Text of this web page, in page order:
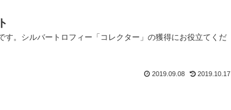
す。シルバートロフィー「コレクター」の獲得にお役立てくだ
2019.09.08 2019.10.17